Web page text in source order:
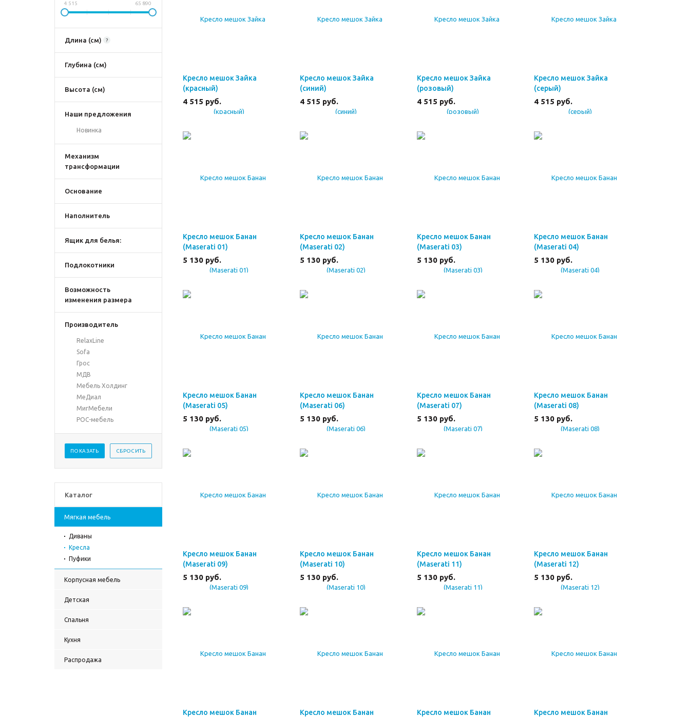
4 515 65 890
Длина (см) ?
Глубина (см)
Высота (см)
Наши предложения
Новинка
Механизм
трансформации
Основание
Наполнитель
Ящик для белья:
Подлокотники
Возможность
изменения размера
Производитель
RelaxLine
Sofa
Грос
МДВ
Мебель Холдинг
МеДиал
МигМебели
РОС-мебель
Каталог
Мягкая мебель
Диваны
Кресла
Пуфики
Корпусная мебель
Детская
Спальня
Кухня
Распродажа
Кресло мешок Зайка
(красный)
4 515 руб.
Кресло мешок Зайка
(синий)
4 515 руб.
Кресло мешок Зайка
(розовый)
4 515 руб.
Кресло мешок Зайка
(серый)
4 515 руб.
Кресло мешок Банан
(Maserati 01)
5 130 руб.
Кресло мешок Банан
(Maserati 02)
5 130 руб.
Кресло мешок Банан
(Maserati 03)
5 130 руб.
Кресло мешок Банан
(Maserati 04)
5 130 руб.
Кресло мешок Банан
(Maserati 05)
5 130 руб.
Кресло мешок Банан
(Maserati 06)
5 130 руб.
Кресло мешок Банан
(Maserati 07)
5 130 руб.
Кресло мешок Банан
(Maserati 08)
5 130 руб.
Кресло мешок Банан
(Maserati 09)
5 130 руб.
Кресло мешок Банан
(Maserati 10)
5 130 руб.
Кресло мешок Банан
(Maserati 11)
5 130 руб.
Кресло мешок Банан
(Maserati 12)
5 130 руб.
Кресло мешок Банан
Кресло мешок Банан
Кресло мешок Банан
Кресло мешок Банан